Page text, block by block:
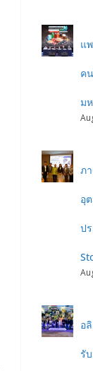
แ
ค
ม
ภ
อุ
ป
อ
รั